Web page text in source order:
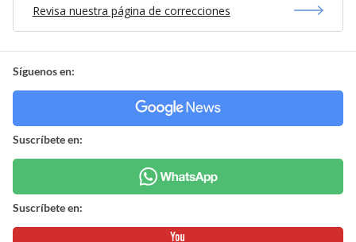
Revisa nuestra página de correcciones
Síguenos en:
Suscríbete en:
Suscríbete en: